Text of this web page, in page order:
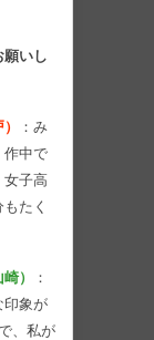
いし
：み
作中で
女子高
たく
）
：
印象が
、私が